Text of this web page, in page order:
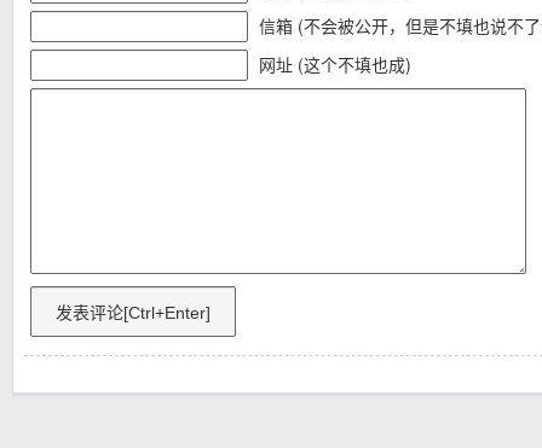
信箱 (不会被公开，但是不填也说不
网址 (这个不填也成)